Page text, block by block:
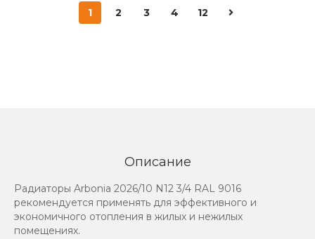
1 2 3 4 12
Описание
Радиаторы Arbonia 2026/10 N12 3/4 RAL 9016
рекомендуется применять для эффективного и
экономичного отопления в жилых и нежилых
помещениях.